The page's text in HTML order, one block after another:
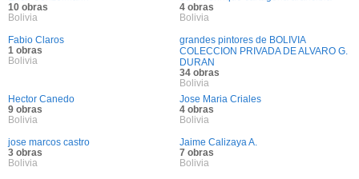
10 obras
Bolivia
4 obras
Bolivia
Fabio Claros
1 obras
Bolivia
grandes pintores de BOLIVIA
COLECCION PRIVADA DE ALVARO G.
DURAN
34 obras
Bolivia
Hector Canedo
9 obras
Bolivia
Jose Maria Criales
4 obras
Bolivia
jose marcos castro
3 obras
Bolivia
Jaime Calizaya A.
7 obras
Bolivia